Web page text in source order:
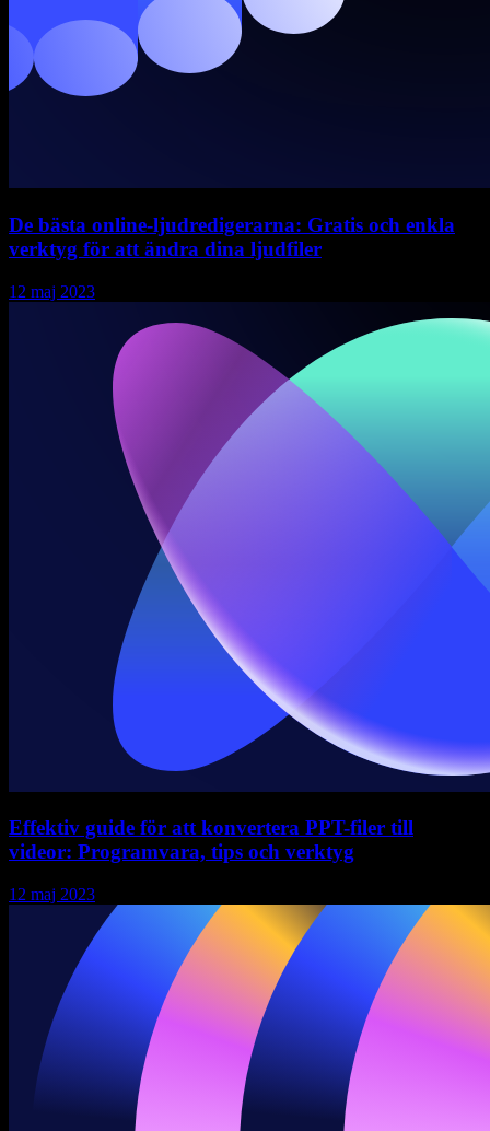
De bästa online-ljudredigerarna: Gratis och enkla
verktyg för att ändra dina ljudfiler
12 maj 2023
Effektiv guide för att konvertera PPT-filer till
videor: Programvara, tips och verktyg
12 maj 2023